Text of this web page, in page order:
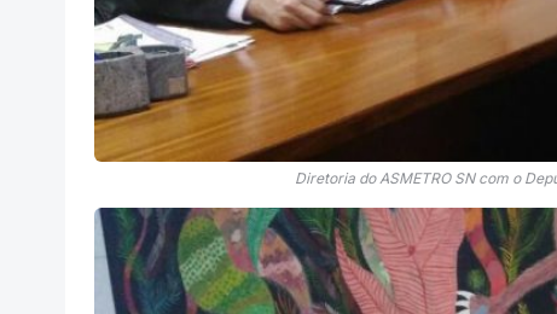
Diretoria do ASMETRO SN com o